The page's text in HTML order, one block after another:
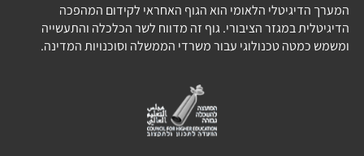
המערך הדיגיטלי הלאומי הוא הגוף האחראי לקידום המהפכה
הדיגיטלית במגזר הציבורי. גוף זה מדווח לשר הכלכלה והתעשייה
ומשמש כמטה טכנולוגי עבור משרדי הממשלה וסוכנויות המדינה.